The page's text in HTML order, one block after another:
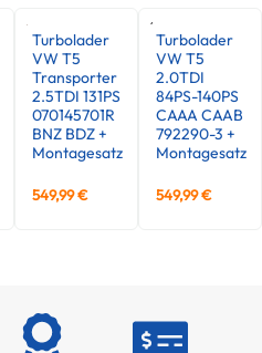
Turbolader
VW T5
Transporter
2.5TDI 131PS
070145701R
BNZ BDZ +
Montagesatz
549,99€
Turbolader
VW T5
2.0TDI
84PS-140PS
CAAA CAAB
792290-3 +
Montagesatz
549,99€